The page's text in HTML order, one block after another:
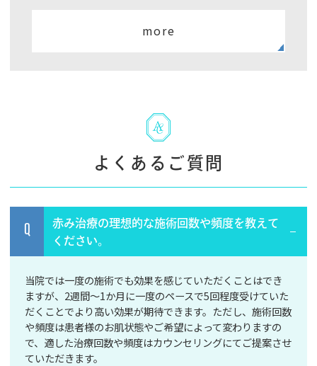
more
よくあるご質問
Q
赤み治療の理想的な施術回数や頻度を教えて
ください。
当院では一度の施術でも効果を感じていただくことはでき
ますが、2週間～1か月に一度のペースで5回程度受けていた
だくことでより高い効果が期待できます。ただし、施術回数
や頻度は患者様のお肌状態やご希望によって変わりますの
で、適した治療回数や頻度はカウンセリングにてご提案させ
ていただきます。